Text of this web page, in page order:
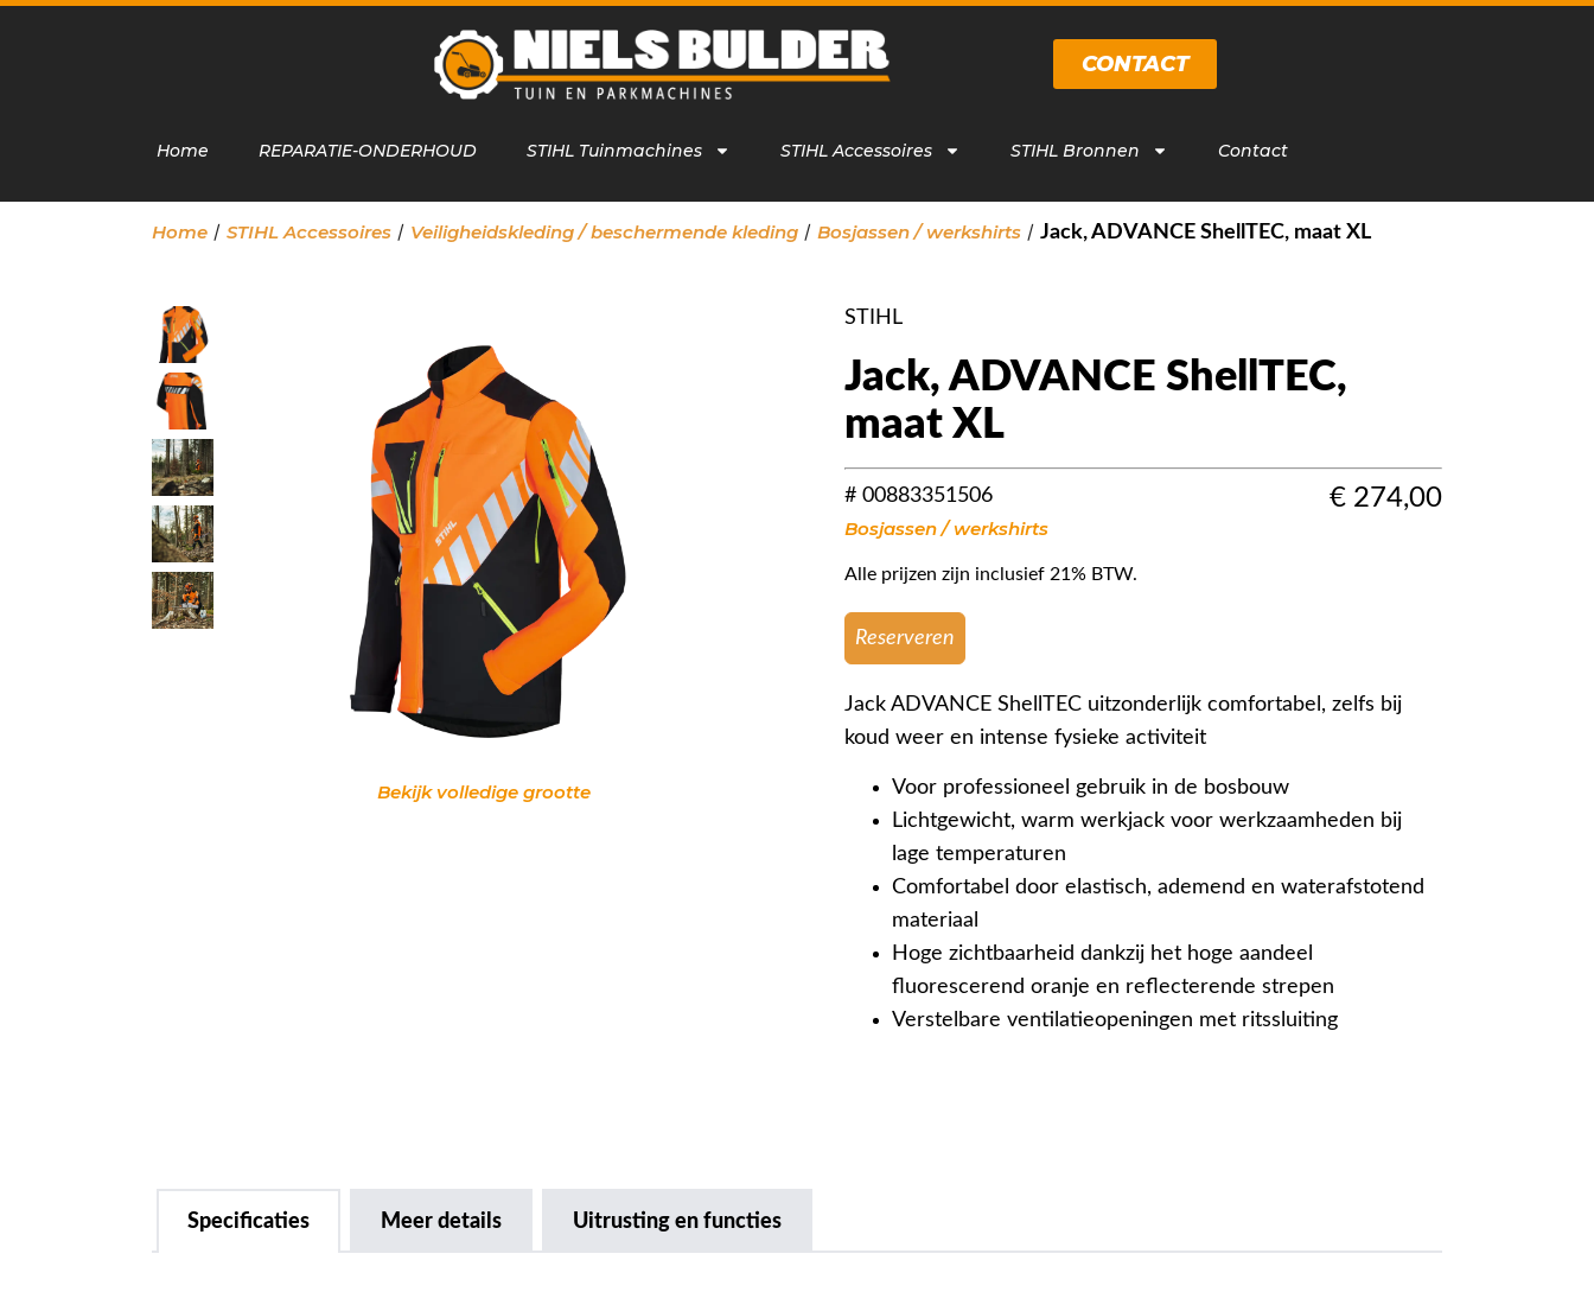
CONTACT
Home REPARATIE-ONDERHOUD STIHL Tuinmachines STIHL Accessoires STIHL Bronnen Contact
Home / STIHL Accessoires / Veiligheidskleding / beschermende kleding / Bosjassen / werkshirts / Jack, ADVANCE ShellTEC, maat XL
Bekijk volledige grootte
STIHL
Jack, ADVANCE ShellTEC,
maat XL
# 00883351506
Bosjassen / werkshirts
€ 274,00
Alle prijzen zijn inclusief 21% BTW.
Reserveren
Jack ADVANCE ShellTEC uitzonderlijk comfortabel, zelfs bij
koud weer en intense fysieke activiteit
Voor professioneel gebruik in de bosbouw
Lichtgewicht, warm werkjack voor werkzaamheden bij
lage temperaturen
Comfortabel door elastisch, ademend en waterafstotend
materiaal
Hoge zichtbaarheid dankzij het hoge aandeel
fluorescerend oranje en reflecterende strepen
Verstelbare ventilatieopeningen met ritssluiting
Specificaties Meer details Uitrusting en functies